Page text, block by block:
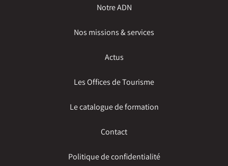
Notre ADN
Nos missions & services
Actus
Les Offices de Tourisme
Le catalogue de formation
Contact
Politique de confidentialité